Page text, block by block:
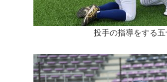
投手の指導をする